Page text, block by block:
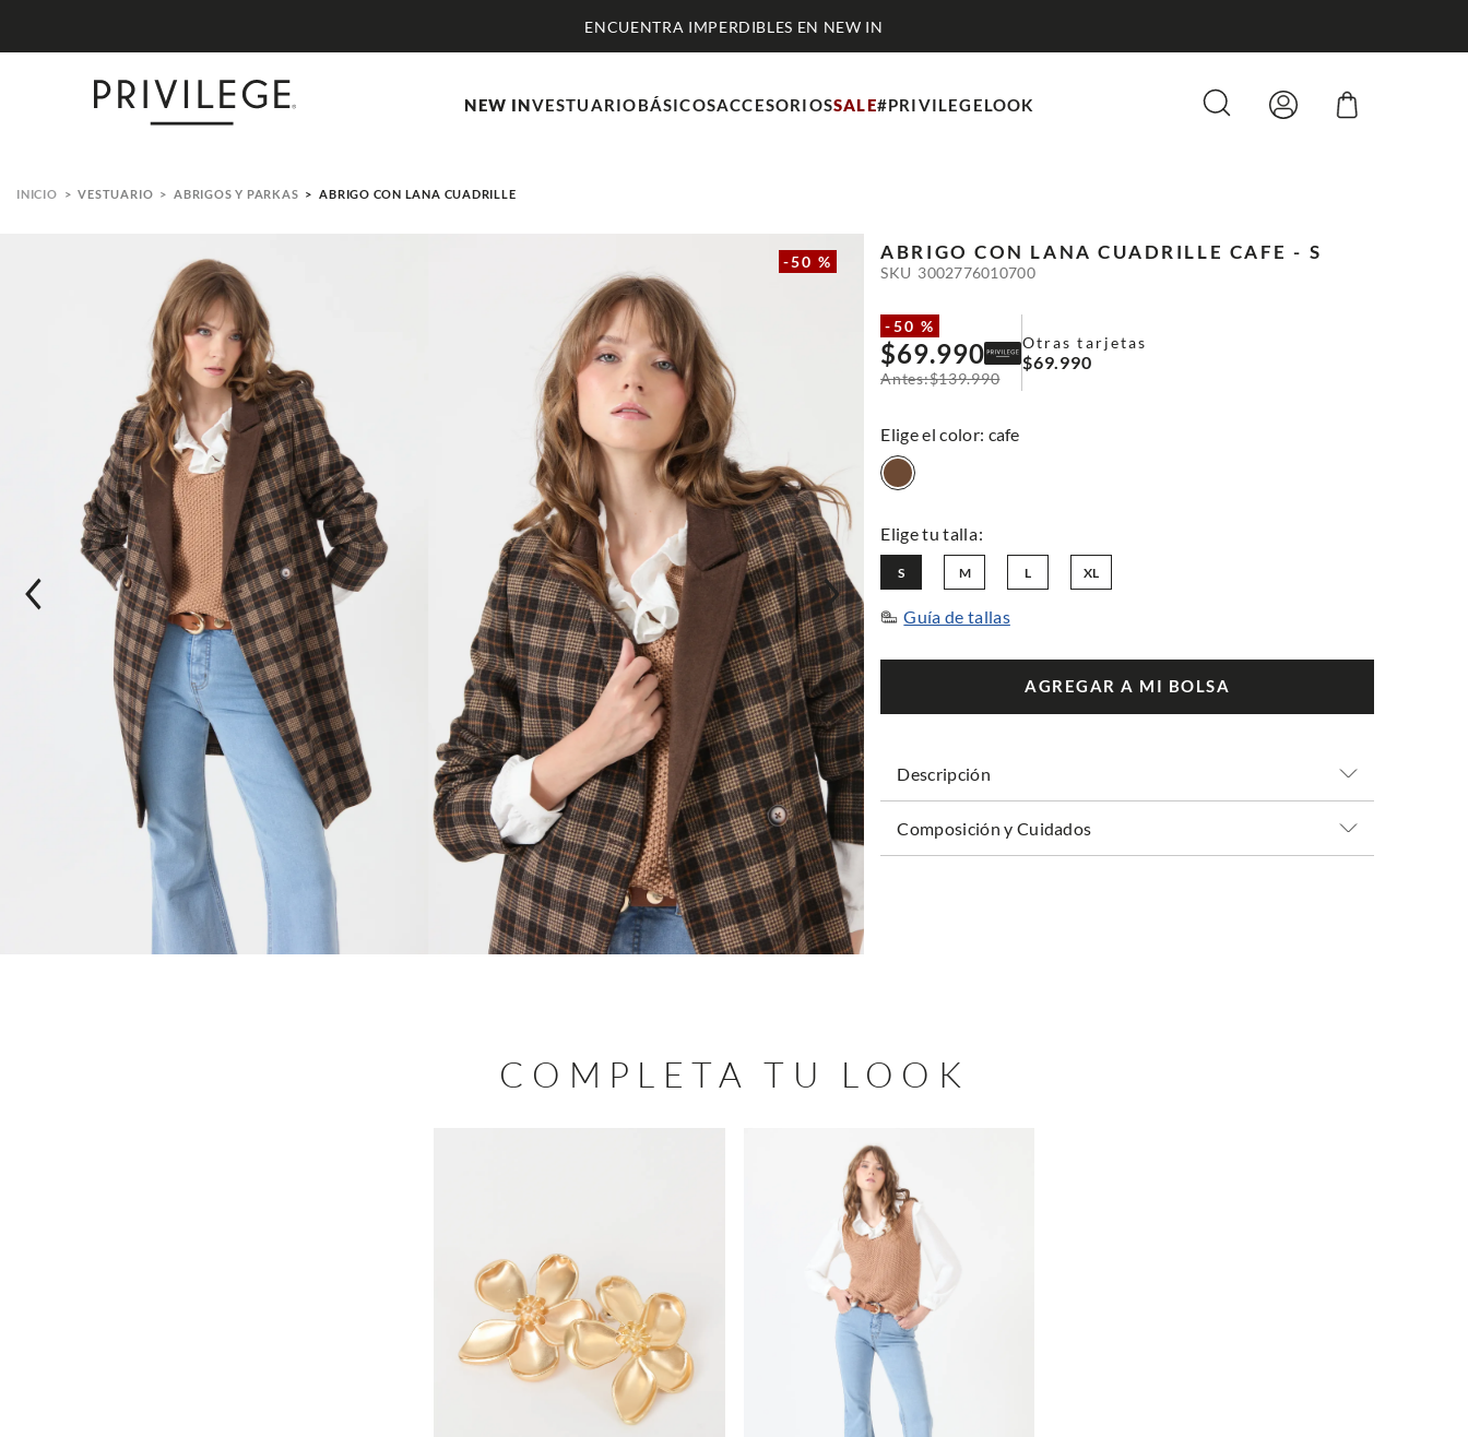
ENCUENTRA IMPERDIBLES EN NEW IN
NEW INVESTUARIOBÁSICOSACCESORIOSSALE#PRIVILEGELOOK
VESTUARIO ABRIGOS Y PARKAS ABRIGO CON LANA CUADRILLE
-50 % ABRIGO CON LANA CUADRILLE CAFE - S
SKU 3002776010700
-50 %
$69.990
$139.990
Otras tarjetas
$69.990
: cafe
L
M
S XL
Guía de tallas
AGREGAR A MI BOLSA
Descripción
Composición y Cuidados
COMPLETA TU LOOK